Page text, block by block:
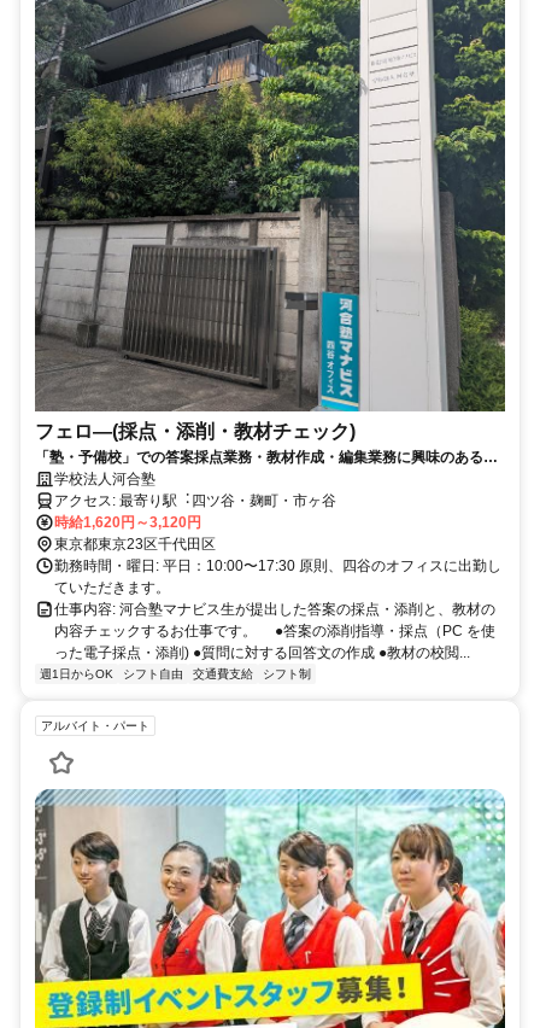
フェロ―(採点・添削・教材チェック)
「塾・予備校」での答案採点業務・教材作成・編集業務に興味のある
方、ぜひご応募ください！
学校法人河合塾
アクセス: 最寄り駅︓四ツ⾕・麹町・市ヶ⾕
時給1,620円～3,120円
東京都東京23区千代田区
勤務時間・曜日: 平日：10:00〜17:30 原則、四谷のオフィスに出勤し
ていただきます。
仕事内容: 河合塾マナビス生が提出した答案の採点・添削と、教材の
内容チェックするお仕事です。 ●答案の添削指導・採点（PC を使
った電⼦採点・添削) ●質問に対する回答⽂の作成 ●教材の校閲...
週1日からOK シフト自由 交通費支給 シフト制
アルバイト・パート